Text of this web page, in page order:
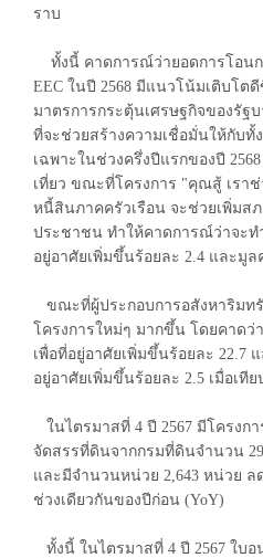
ราบ
ทั้งนี้ คาดการณ์ว่ายอดการโอน
EEC ในปี 2568 มีแนวโน้มเติบโ
มาตรการกระตุ้นเศรษฐกิจของรัฐ
ที่จะช่วยสร้างความเชื่อมั่นให้กับ
เฉพาะในช่วงครึ่งปีแรกของปี
เที่ยว ขณะที่โครงการ "คุณสู้ เรา
หนี้สินภาคครัวเรือน จะช่วยเพิ่มส
ประชาชน ทำให้คาดการณ์ว่าจะ
อยู่อาศัยเพิ่มขึ้นร้อยละ 2.4 และมูล
ขณะที่ผู้ประกอบการอสังหาริมท
โครงการใหม่ๆ มากขึ้น โดยคาด
เพื่อที่อยู่อาศัยเพิ่มขึ้นร้อยละ 22.7
อยู่อาศัยเพิ่มขึ้นร้อยละ 2.5 เมื่อเทีย
ในไตรมาสที่ 4 ปี 2567 มีโครงก
จัดสรรที่ดินจากกรมที่ดินจำนวน
และมีจำนวนหน่วย 2,643 หน่วย ล
ช่วงเดียวกันของปีก่อน (YoY)
ทั้งนี้ ในไตรมาสที่ 4 ปี 2567 ใบ